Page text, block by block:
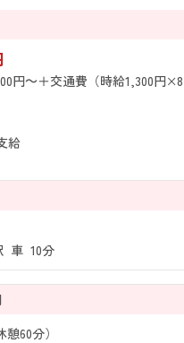
円～＋交通費（時給1,300円
給
車 10分
60分）